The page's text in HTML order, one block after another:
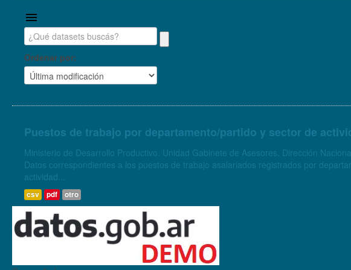
Ordenar por
Puestos de trabajo por departamento/partido y sector de
Ministerio de Desarrollo Productivo. Unidad Gabinete de Asesores. Dirección
Datos correspondientes a los puestos de trabajo asalariados registrados por
actividad...
csv pdf otro